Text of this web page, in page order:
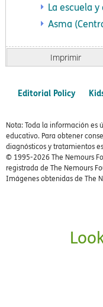
La escuela
Asma
Imprimir
Editorial Policy
Nota: Toda la información es
educativo. Para obtener
diagnósticos y tratamientos
© 1995-2026 The Nemours
registrada de The Nemours
Imágenes obtenidas de The